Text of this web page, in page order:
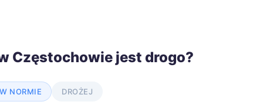
Częstochowie jest drogo?
W NORMIE DROŻEJ